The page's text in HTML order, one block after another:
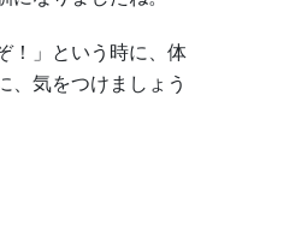
！」という時に、体
、気をつけましょう